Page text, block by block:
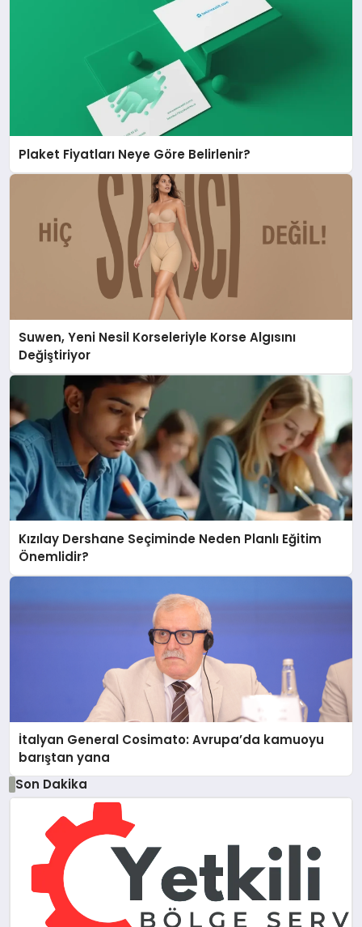
Plaket Fiyatları Neye Göre Belirlenir?
Suwen, Yeni Nesil Korseleriyle Korse Algısını
Değiştiriyor
Kızılay Dershane Seçiminde Neden Planlı Eğitim
Önemlidir?
İtalyan General Cosimato: Avrupa’da kamuoyu
barıştan yana
Son Dakika